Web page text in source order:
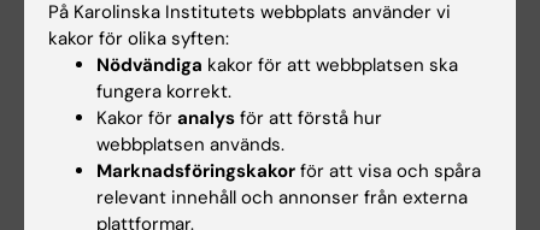
5 aug 2026 25 jun 2026
På Karolinska Institutets webbplats använder vi
kakor för olika syften:
Nödvändiga kakor för att webbplatsen ska
fungera korrekt.
Kakor för analys för att förstå hur
webbplatsen används.
Marknadsföringskakor för att visa och spåra
relevant innehåll och annonser från externa
plattformar.